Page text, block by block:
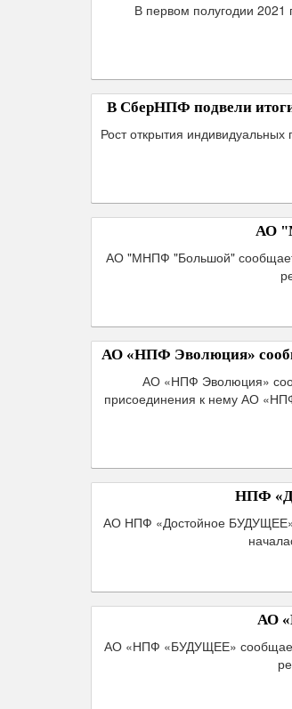
В первом полугодии 2021
В СберНПФ подвели
Рост открытия
АО
АО "МНПФ "Большой" сообщает,
АО «НПФ Эволюция»
АО «НПФ Эволюция»
присоединения к нему АО
НПФ
АО НПФ «Достойное БУДУЩЕЕ»
АО
АО «НПФ «БУДУЩЕЕ» сообщает,